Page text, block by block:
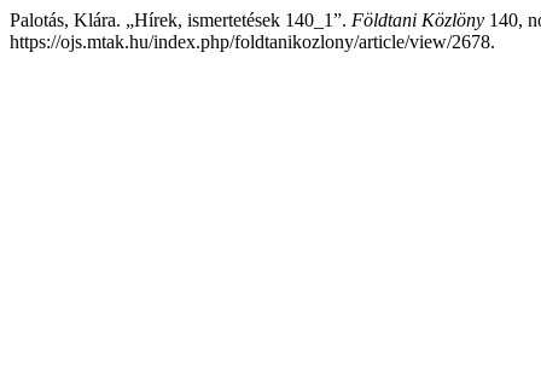
Palotás, Klára. „Hírek, ismertetések 140_1”. Földtani Közlöny 140,
https://ojs.mtak.hu/index.php/foldtanikozlony/article/view/2678.